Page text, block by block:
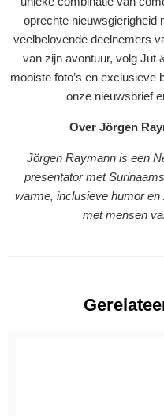
oprechte nieuwsgierigheid
veelbelovende deelnemers
van zijn avontuur, volg Jut
mooiste foto’s en exclusieve
onze nieuwsbrief
Over Jörgen
Jörgen Raymann is een
presentator met
warme, inclusieve humor
met mensen